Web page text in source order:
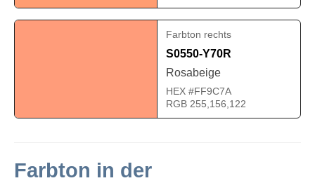
Farbton rechts
S0550-Y70R
Rosabeige
HEX #FF9C7A
RGB 255,156,122
Farbton in der